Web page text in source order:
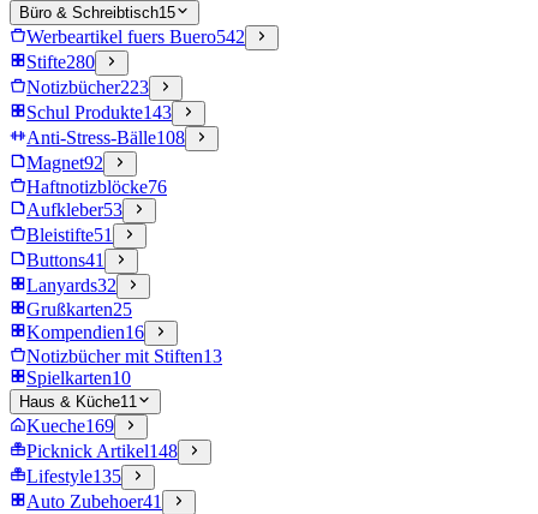
Büro & Schreibtisch15
Werbeartikel fuers Buero542
Stifte280
Notizbücher223
Schul Produkte143
Anti-Stress-Bälle108
Magnet92
Haftnotizblöcke76
Aufkleber53
Bleistifte51
Buttons41
Lanyards32
Grußkarten25
Kompendien16
Notizbücher mit Stiften13
Spielkarten10
Haus & Küche11
Kueche169
Picknick Artikel148
Lifestyle135
Auto Zubehoer41